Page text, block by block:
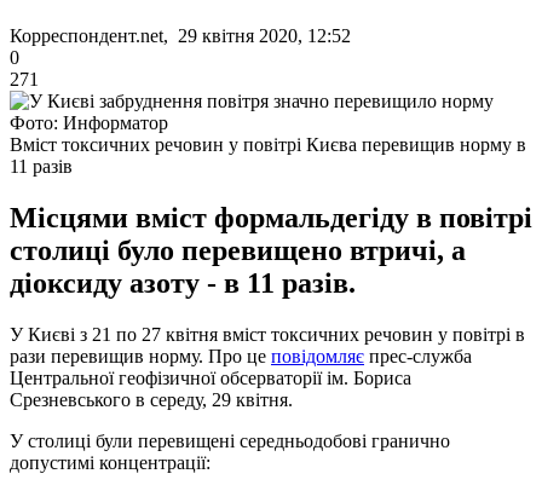
Корреспондент.net, 29 квітня 2020, 12:52
0
271
Фото: Информатор
Вміст токсичних речовин у повітрі Києва перевищив норму в
11 разів
Місцями вміст формальдегіду в повітрі
столиці було перевищено втричі, а
діоксиду азоту - в 11 разів.
У Києві з 21 по 27 квітня вміст токсичних речовин у повітрі в
рази перевищив норму. Про це повідомляє прес-служба
Центральної геофізичної обсерваторії ім. Бориса
Срезневського в середу, 29 квітня.
У столиці були перевищені середньодобові гранично
допустимі концентрації: